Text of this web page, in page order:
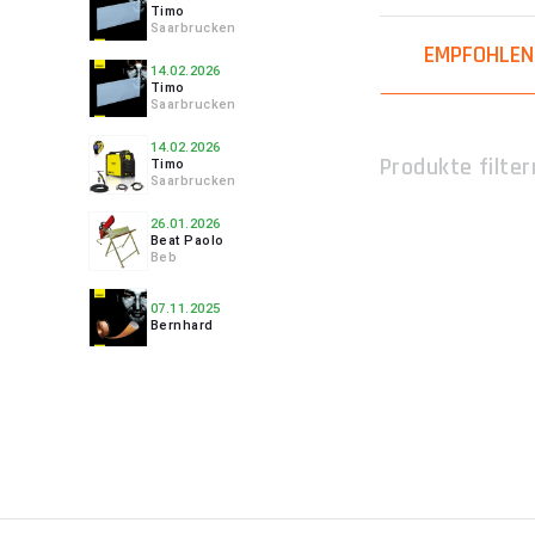
Timo
Saarbrucken
14.02.2026
Timo
Saarbrucken
14.02.2026
Timo
Saarbrucken
26.01.2026
Beat Paolo
Beb
07.11.2025
Bernhard
Aspekt.
In unserem
aus der jeder,
Hobelmaschine
EMPFOHLEN
Produkte